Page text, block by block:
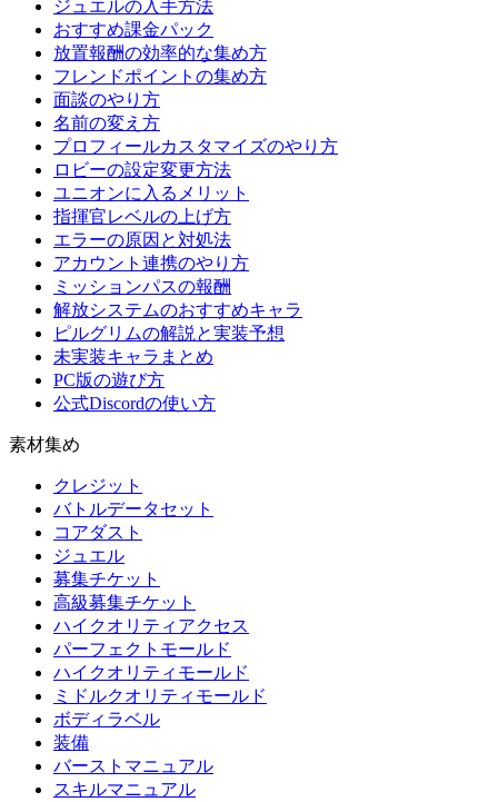
ジュエルの入手方法
おすすめ課金パック
放置報酬の効率的な集め方
フレンドポイントの集め方
面談のやり方
名前の変え方
プロフィールカスタマイズのやり方
ロビーの設定変更方法
ユニオンに入るメリット
指揮官レベルの上げ方
エラーの原因と対処法
アカウント連携のやり方
ミッションパスの報酬
解放システムのおすすめキャラ
ピルグリムの解説と実装予想
未実装キャラまとめ
PC版の遊び方
公式Discordの使い方
素材集め
クレジット
バトルデータセット
コアダスト
ジュエル
募集チケット
高級募集チケット
ハイクオリティアクセス
パーフェクトモールド
ハイクオリティモールド
ミドルクオリティモールド
ボディラベル
装備
バーストマニュアル
スキルマニュアル